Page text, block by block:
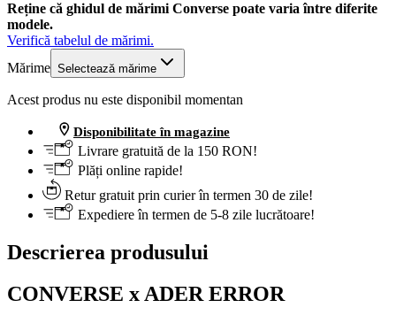
Reține că ghidul de mărimi Converse poate varia între diferite
modele.
Verifică tabelul de mărimi.
Mărime Selectează mărime
Acest produs nu este disponibil momentan
Disponibilitate în magazine
Livrare gratuită de la 150 RON!
Plăți online rapide!
Retur gratuit prin curier în termen 30 de zile!
Expediere în termen de 5-8 zile lucrătoare!
Descrierea produsului
CONVERSE x ADER ERROR